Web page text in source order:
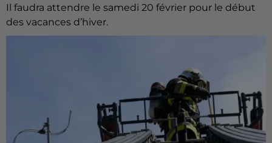
Il faudra attendre le samedi 20 février pour le début
des vacances d’hiver.